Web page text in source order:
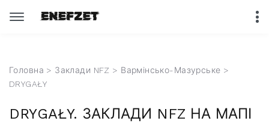
Головна > Заклади NFZ > Вармінсько-Мазурське >
DRYGAŁY
DRYGAŁY. ЗАКЛАДИ NFZ НА МАПІ